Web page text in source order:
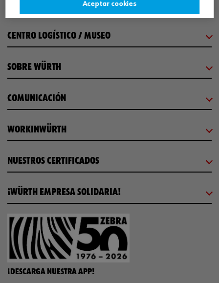
CENTRO LOGÍSTICO / MUSEO
SOBRE WÜRTH
COMUNICACIÓN
WORKINWÜRTH
NUESTROS CERTIFICADOS
¡WÜRTH EMPRESA SOLIDARIA!
¡DESCARGA NUESTRA APP!
Aceptar cookies